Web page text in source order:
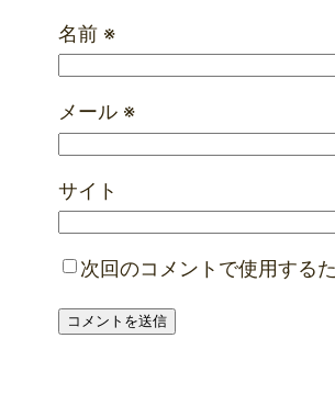
名前 ※
メール ※
サイト
次回のコメントで使用する